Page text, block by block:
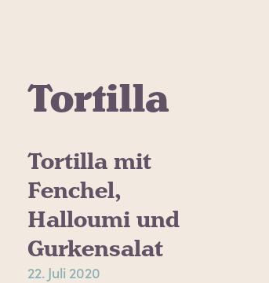
Tortilla
Tortilla mit
Fenchel,
Halloumi und
Gurkensalat
22. Juli 2020